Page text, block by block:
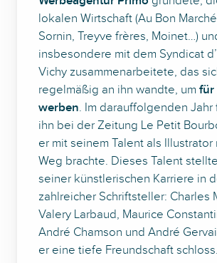
lokalen Wirtschaft (Au Bon
Sornin, Treyve frères, Moinet…)
insbesondere mit dem Syndicat
Vichy zusammenarbeitete, das
regelmäßig an ihn wandte, um für
werben. Im darauffolgenden Jahr
ihn bei der Zeitung Le Petit
er mit seinem Talent als Illustrator
Weg brachte. Dieses Talent
seiner künstlerischen Karriere in
zahlreicher Schriftsteller: Charles
Valery Larbaud, Maurice
André Chamson und André
er eine tiefe Freundschaft schloss.